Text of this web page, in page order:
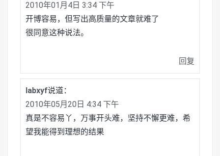
2010年01月4日 3:34 下午
开博容易，但写出高质量的文章就难了
很同意这种说法。
回复
labxyf说道：
2010年05月20日 4:34 下午
真是不容易丫，万事开头难，坚持不懈更难，希
望我能得到理想的结果